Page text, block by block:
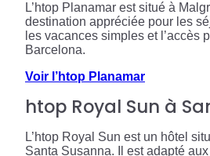
L’htop Planamar est situé à
destination appréciée pour les
les vacances simples et l’accès
Barcelona.
Voir l’htop Planamar
htop Royal Sun à
L’htop Royal Sun est un hôtel
Santa Susanna. Il est adapté